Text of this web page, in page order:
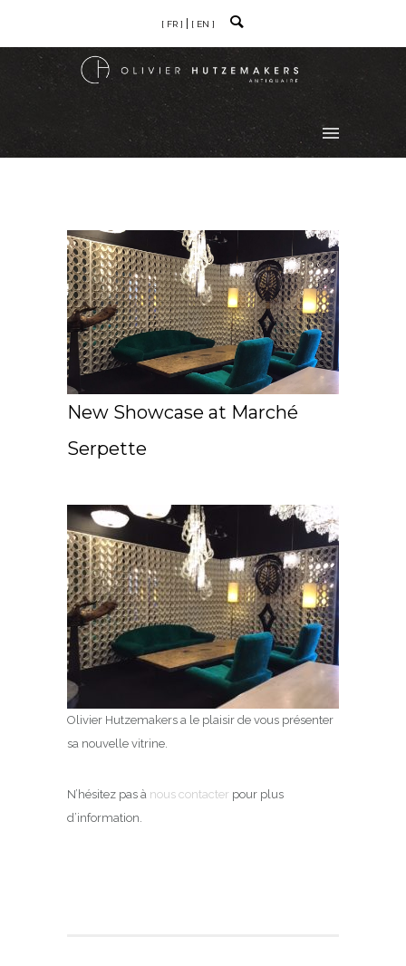
[ FR ] [ EN ]
New Showcase at Marché
Serpette
Olivier Hutzemakers a le plaisir de vous présenter
sa nouvelle vitrine.
N’hésitez pas à nous contacter pour plus
d’information.